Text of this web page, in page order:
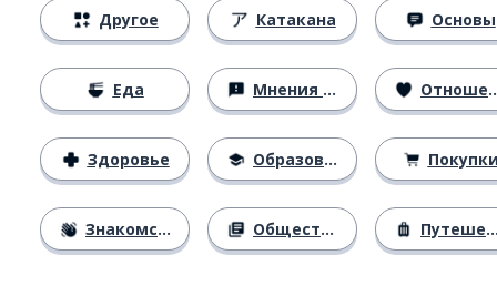
Другое
Еда
Здоровье
Знакомство
Катакана
Мнения и убеждения
Образование
Общество
Основы
Отношения
Путешествия